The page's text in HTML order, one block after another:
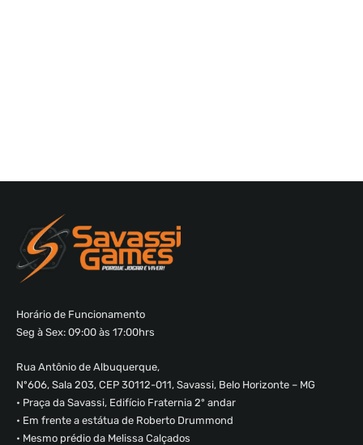
Horário de Funcionamento
Seg à Sex: 09:00 às 17:00hrs
Rua Antônio de Albuquerque,
Nº606, Sala 203, CEP 30112-011, Savassi, Belo Horizonte – MG
• Praça da Savassi, Edifício Fraternia 2º andar
• Em frente a estátua de Roberto Drummond
• Mesmo prédio da Melissa Calçados